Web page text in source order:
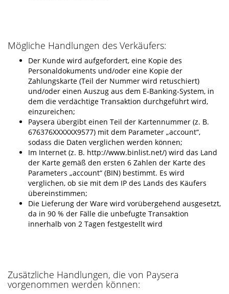
Mögliche Handlungen des Verkäufers:
Der Kunde wird aufgefordert, eine Kopie des
Personaldokuments und/oder eine Kopie der
Zahlungskarte (Teil der Nummer wird retuschiert)
und/oder einen Auszug aus dem E-Banking-System, in
dem die verdächtige Transaktion durchgeführt wird,
einzureichen;
Paysera übergibt einen Teil der Kartennummer (z. B.
676376XXXXXX9577) mit dem Parameter „account“,
sodass die Daten verglichen werden können;
Im Internet (z. B. http://www.binlist.net/) wird das Land
der Karte gemäß den ersten 6 Zahlen der Karte des
Parameters „account“ (BIN) bestimmt. Es wird
verglichen, ob sie mit dem IP des Lands des Käufers
übereinstimmen;
Die Lieferung der Ware wird vorübergehend ausgesetzt,
da in 90 % der Fälle die unbefugte Transaktion
innerhalb von 2 Tagen festgestellt wird
Zusätzliche Handlungen, die von Paysera
vorgenommen werden können: